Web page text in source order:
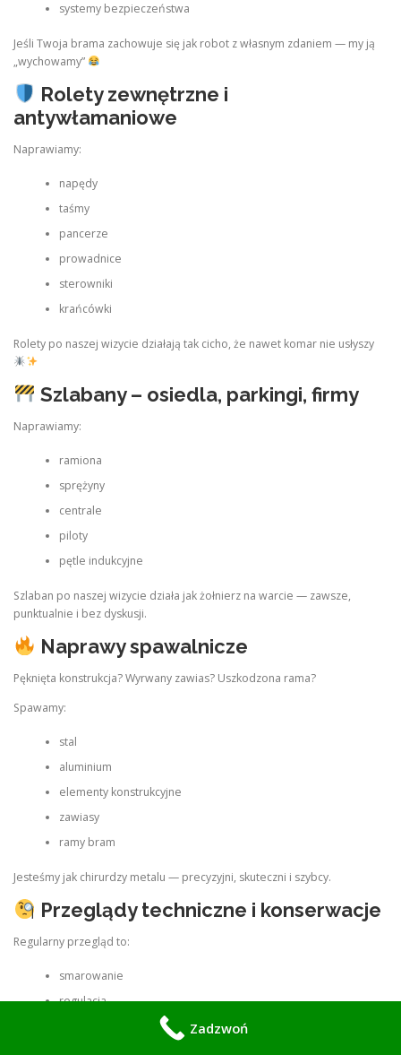
systemy bezpieczeństwa
Jeśli Twoja brama zachowuje się jak robot z własnym zdaniem — my ją
„wychowamy”
Rolety zewnętrzne i
antywłamaniowe
Naprawiamy:
napędy
taśmy
pancerze
prowadnice
sterowniki
krańcówki
Rolety po naszej wizycie działają tak cicho, że nawet komar nie usłyszy
Szlabany – osiedla, parkingi, firmy
Naprawiamy:
ramiona
sprężyny
centrale
piloty
pętle indukcyjne
Szlaban po naszej wizycie działa jak żołnierz na warcie — zawsze,
punktualnie i bez dyskusji.
Naprawy spawalnicze
Pęknięta konstrukcja? Wyrwany zawias? Uszkodzona rama?
Spawamy:
stal
aluminium
elementy konstrukcyjne
zawiasy
ramy bram
Jesteśmy jak chirurdzy metalu — precyzyjni, skuteczni i szybcy.
Przeglądy techniczne i konserwacje
Regularny przegląd to:
smarowanie
regulacja
Zadzwoń